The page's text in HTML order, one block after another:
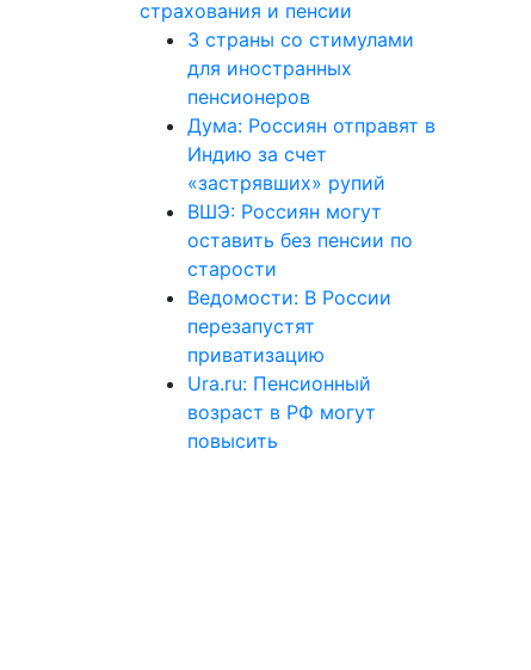
3 страны со стимулами
для иностранных
пенсионеров
Дума: Россиян отправят в
Индию за счет
«застрявших» рупий
ВШЭ: Россиян могут
оставить без пенсии по
старости
Ведомости: В России
перезапустят
приватизацию
Ura.ru: Пенсионный
возраст в РФ могут
повысить